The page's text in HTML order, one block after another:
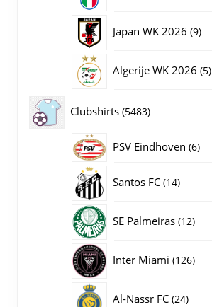
Japan WK 2026 99
Algerije WK 2026 55
Clubshirts 54835483
producten
PSV Eindhoven 66
Santos FC 1414
SE Palmeiras 1212
Inter Miami 126126
Al-Nassr FC 2424